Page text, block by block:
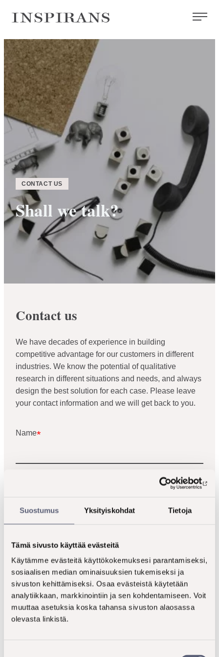
Suostumus Yksityiskohdat Tietoja
Tämä sivusto käyttää evästeitä
Käytämme evästeitä käyttökokemuksesi parantamiseksi,
sosiaalisen median ominaisuuksien tukemiseksi ja
sivuston kehittämiseksi. Osaa evästeistä käytetään
analytiikkaan, markkinointiin ja sen kohdentamiseen. Voit
muuttaa asetuksia koska tahansa sivuston alaosassa
olevasta linkistä.
suoraan
Inspirans
CONTACT US
Shall we talk?
Contact us
We have decades of experience in building
competitive advantage for our customers in different
industries. We know the potential of qualitative
research in different situations and needs, and always
design the best solution for each case. Please leave
your contact information and we will get back to you.
"*"
pakolliset
Name*
Name*
How can we help you?*
Privacy policy*
I have read and accept thedata protection policy.